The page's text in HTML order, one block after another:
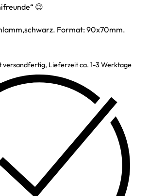
😉
Format: 90x70mm.
versandfertig, Lieferzeit ca. 1-3 Werktage